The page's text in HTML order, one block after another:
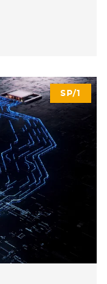
SP/1